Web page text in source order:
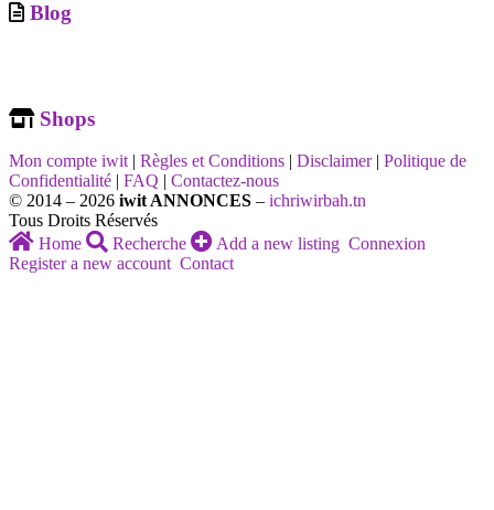
Blog
Shops
Mon compte iwit | Règles et Conditions | Disclaimer | Politique de
Confidentialité | FAQ | Contactez-nous
© 2014 – 2026 iwit ANNONCES – ichriwirbah.tn
Tous Droits Réservés
Home
Recherche Add a new listing Connexion
Register a new account Contact